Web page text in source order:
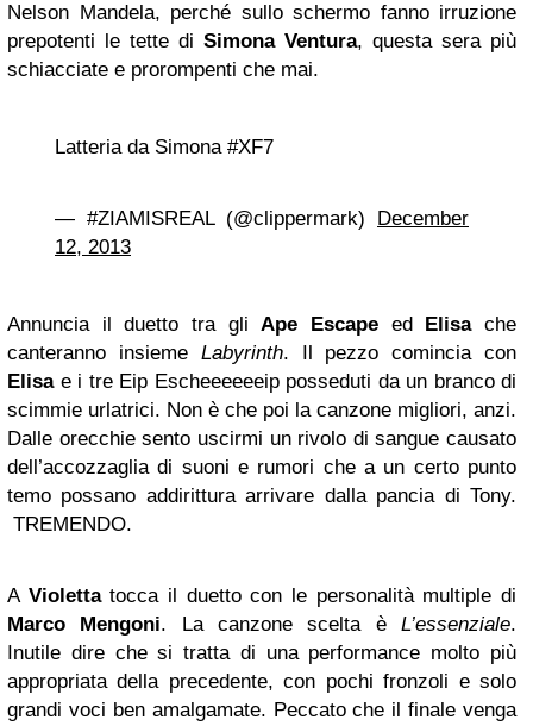
Nelson Mandela, perché sullo schermo fanno irruzione
prepotenti le tette di Simona Ventura, questa sera più
schiacciate e prorompenti che mai.
Latteria da Simona #XF7
— #ZIAMISREAL (@clippermark) December
12, 2013
Annuncia il duetto tra gliApe Escape ed Elisache
canteranno insieme Labyrinth. Il pezzo comincia con
Elisae i tre Eip Escheeeeeeip posseduti da un branco di
scimmie urlatrici. Non è che poi la canzone migliori, anzi.
Dalle orecchie sento uscirmi un rivolo di sangue causato
dell’accozzaglia di suoni e rumori che a un certo punto
temo possano addirittura arrivare dalla pancia di Tony.
TREMENDO.
A Violettatocca il duetto con le personalità multiple di
Marco Mengoni. La canzone scelta èL’essenziale.
Inutile dire che si tratta di una performance molto più
appropriata della precedente, con pochi fronzoli e solo
grandi voci ben amalgamate. Peccato che il finale venga